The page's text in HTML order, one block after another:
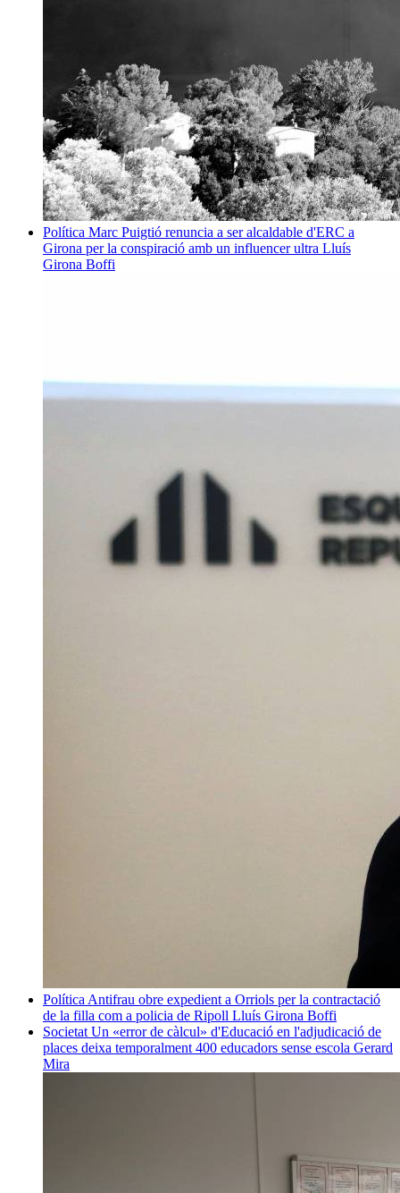
Política Marc Puigtió renuncia a ser alcaldable d'ERC a
Girona per la conspiració amb un influencer ultra Lluís
Girona Boffi
Política Antifrau obre expedient a Orriols per la contractació
de la filla com a policia de Ripoll Lluís Girona Boffi
Societat Un «error de càlcul» d'Educació en l'adjudicació de
places deixa temporalment 400 educadors sense escola Gerard
Mira